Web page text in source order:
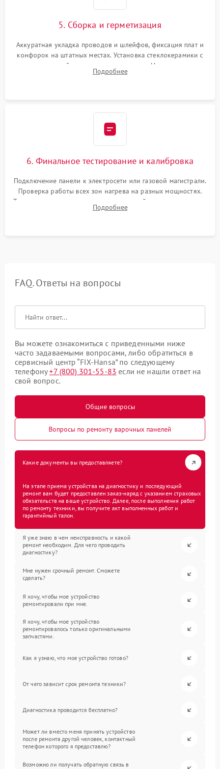
5. Сборка и герметизация
Аккуратная укладка проводов и шлейфов, фиксация плат и
конфорок на штатных местах. Установка стеклокерамики с
проверкой равномерности зазоров. Нанесение
термостойкого герметика или укладка уплотнительной
Подробнее
6. Финальное тестирование и калибровка
Подключение панели к электросети или газовой магистрали.
Проверка работы всех зон нагрева на разных мощностях.
Тестирование сенсорного управления, таймера, индикаторов
остаточного тепла и систем защиты от перегрева.
Подробнее
FAQ. Ответы на вопросы
Вы можете ознакомиться с приведенными ниже
часто задаваемыми вопросами, либо обратиться в
сервисный центр “FIX-Hansa” по следующему
телефону+7 (800) 301-55-83 если не нашли ответ на
свой вопрос.
Общие вопросы
Вопросы по ремонту варочных панелей
Какие документы вы предоставляете?
На этапе приема устройства на диагностику и последующий
ремонт вам будет предоставлен заказ-наряд с указанием страховых
обязательств на ваше устройство. Далее, после выполнения работ
по ремонту техники, вы получите акт выполненных работ и
гарантийный талон.
Я уже знаю в чем неисправность и какой
ремонт необходим. Для чего проводить
диагностику?
Мне нужен срочный ремонт. Сможете
сделать?
Я хочу, чтобы мое устройство
ремонтировали при мне.
Я хочу, чтобы мое устройство
ремонтировалось только оригинальными
запчастями.
Как я узнаю, что мое устройство готово?
От чего зависит срок ремонта техники?
Диагностика проводится бесплатно?
Может ли вместо меня принять устройство
после ремонта другой человек, контактный
телефон которого я предоставлю?
Возможно ли получать обратную связь в